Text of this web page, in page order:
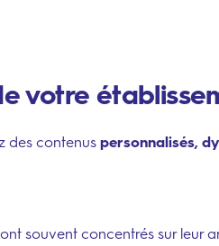
votre
des contenus personnalisés,
souvent concentrés sur leur